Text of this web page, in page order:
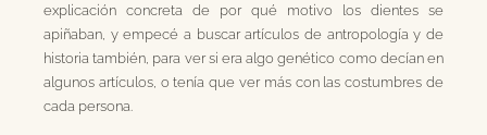
explicación concreta de por qué motivo los dientes se
apiñaban, y empecé a buscar artículos de antropología y de
historia también, para ver si era algo genético como decían en
algunos artículos, o tenía que ver más con las costumbres de
cada persona.